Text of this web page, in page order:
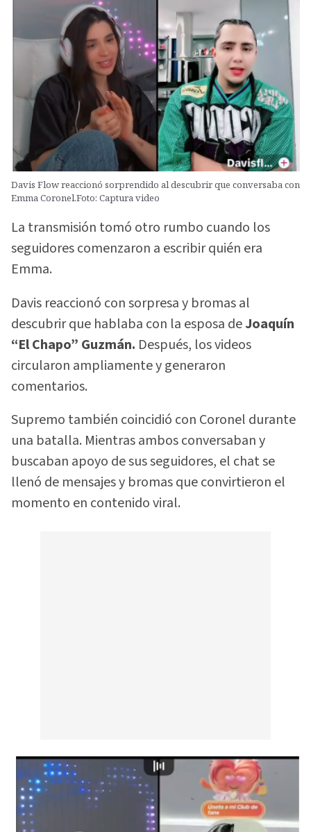
Davis Flow reaccionó sorprendido al descubrir que conversaba con
Emma Coronel.Foto: Captura video
La transmisión tomó otro rumbo cuando los
seguidores comenzaron a escribir quién era
Emma.
Davis reaccionó con sorpresa y bromas al
descubrir que hablaba con la esposa deJoaquín
“El Chapo” Guzmán. Después, los videos
circularon ampliamente y generaron
comentarios.
Supremo también coincidió con Coronel durante
una batalla. Mientras ambos conversaban y
buscaban apoyo de sus seguidores, el chat se
llenó de mensajes y bromas que convirtieron el
momento en contenido viral.